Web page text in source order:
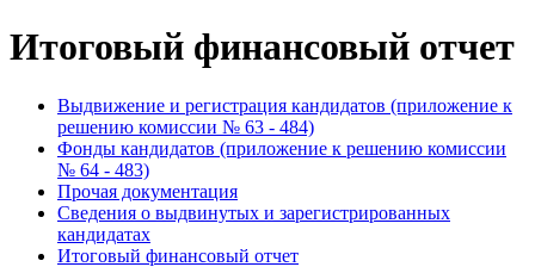
Итоговый финансовый отчет
Выдвижение и регистрация кандидатов (приложение к
решению комиссии № 63 - 484)
Фонды кандидатов (приложение к решению комиссии
№ 64 - 483)
Прочая документация
Сведения о выдвинутых и зарегистрированных
кандидатах
Итоговый финансовый отчет